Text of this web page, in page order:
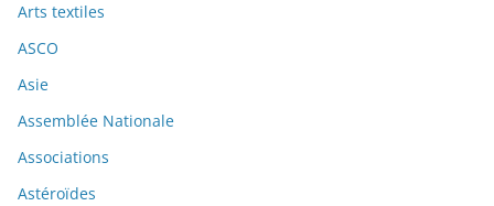
Arts textiles
ASCO
Asie
Assemblée Nationale
Associations
Astéroïdes